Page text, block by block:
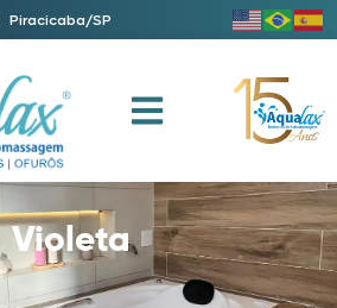
Piracicaba/SP
Violeta